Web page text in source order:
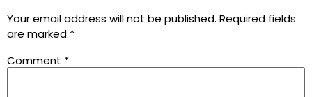
Your email address will not be published. Required fields
are marked *
Comment *